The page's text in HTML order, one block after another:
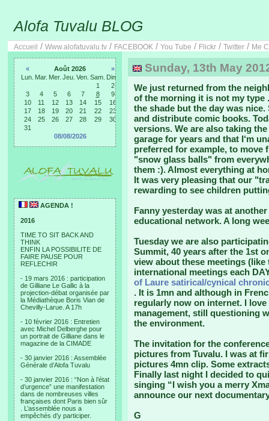
Alofa Tuvalu BLOG
Accueil / Www.alofatuvalu.tv / FACEBOOK / You Tube / Flickr / Twitter / Me
« Août 2026
»
Lun. Mar. Mer. Jeu. Ven. Sam. Dim.
1
2
3
4 5 6 7 8
9
10
11 12 13 14 15
16
17
18 19 20 21 22
23
24
25 26 27 28 29
30
31
08/08/2026
AGENDA !
2016
TIME TO SIT BACK AND
THINK
ENFIN LA POSSIBILITE DE
FAIRE PAUSE POUR
REFLECHIR
- 19 mars 2016 : participation
de Gilliane Le Gallic à la
projection-débat organisée par
la Médiathèque Boris Vian de
Chevilly-Larue. A 17h
- 10 février 2016 : Entretien
avec Michel Delberghe pour
un portrait de Gilliane dans le
magazine de la CIMADE
- 30 janvier 2016 : Assemblée
Générale d’Alofa Tuvalu
- 30 janvier 2016 : “Non à l’état
d’urgence” une manifestation
dans de nombreuses villes
françaises dont Paris bien sûr
. L’assemblée nous a
empêchés d’y participer.
Sunday, 13th May
We just returned from the
of the morning it is not my type
the shade but the day was
and distribute comic books.
versions. We are also taking
garage for years and that I‘m
preferred for example, to
"snow glass balls" from
them :). Almost everything at
It was very pleasing that our
rewarding to see children
Fanny yesterday was at
educational network. A long
Tuesday we are also
Summit, 40 years after the 1st
view about these meetings
international meetings each
of Laure satirical/cynical
. It is 1mn and although in
regularly now on internet. I
management, still questioning
the environment.
The invitation for the
pictures from Tuvalu. I was at
pictures 4mn clip. Some
Finally last night I decided to
singing “I wish you a merry
announce our next
G